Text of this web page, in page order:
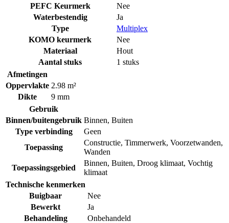
PEFC Keurmerk
Nee
Waterbestendig
Ja
Type
Multiplex
KOMO keurmerk
Nee
Materiaal
Hout
Aantal stuks
1 stuks
Afmetingen
Oppervlakte 2.98 m²
Dikte
9 mm
Gebruik
Binnen/buitengebruik Binnen, Buiten
Type verbinding
Geen
Toepassing
Constructie, Timmerwerk, Voorzetwanden,
Wanden
Toepassingsgebied
Binnen, Buiten, Droog klimaat, Vochtig
klimaat
Technische kenmerken
Buigbaar
Nee
Bewerkt
Ja
Behandeling
Onbehandeld